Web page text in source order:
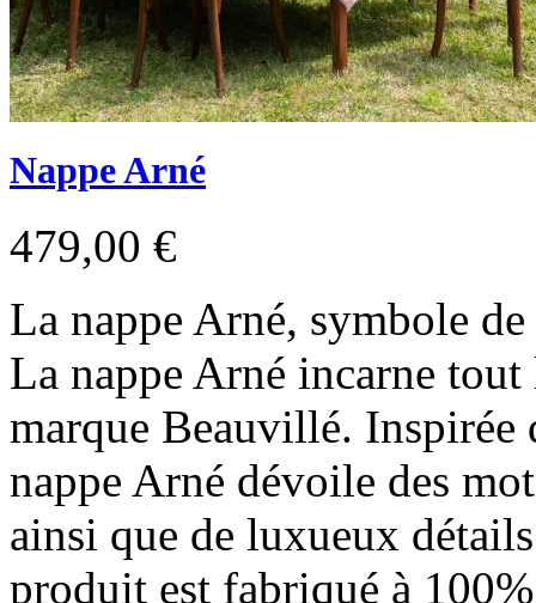
Nappe Arné
479,00 €
La nappe Arné, symbole
La nappe Arné incarne
marque Beauvillé.
nappe Arné dévoile des
ainsi que de luxueux
produit est fabriqué à